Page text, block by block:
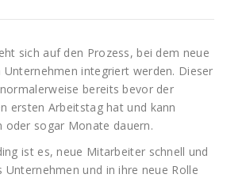
sich auf den Prozess, bei dem neue
Unternehmen integriert werden. Dieser
bereits bevor der
ersten Arbeitstag hat und kann
oder sogar Monate dauern.
ist es, neue Mitarbeiter schnell und
Unternehmen und in ihre neue Rolle